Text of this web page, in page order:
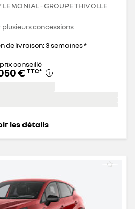
LE MONIAL - GROUPE THIVOLLE
concessions
de livraison: 3 semaines *
prix conseillé
€ TTC*
les détails